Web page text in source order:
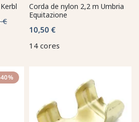
€
Corda de nylon 2,2 m Umbria
Equitazione
10,50 €
14 cores